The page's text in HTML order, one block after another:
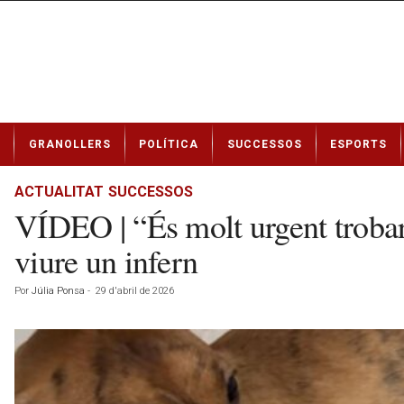
t
GRANOLLERS POLÍTICA SUCCESSOS ESPORTS
ACTUALITAT SUCCESSOS
VÍDEO | “És molt urgent
viure un infern
Por Júlia Ponsa - 29 d'abril de 2026